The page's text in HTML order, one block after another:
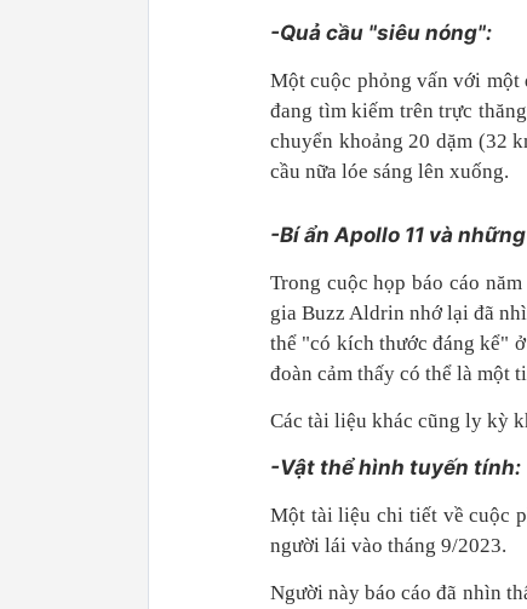
-Quả cầu "siêu nóng":
Một cuộc phỏng vấn với một
đang tìm kiếm trên trực
chuyển khoảng 20 dặm (32
cầu nữa lóe sáng lên xuống.
-Bí ẩn Apollo 11 và
Trong cuộc họp báo cáo
gia Buzz Aldrin nhớ lại đã
thể "có kích thước đáng kể"
đoàn cảm thấy có thể là một
Các tài liệu khác cũng ly kỳ
-Vật thể hình tuyến tính:
Một tài liệu chi tiết về cuộc
người lái vào tháng 9/2023.
Người này báo cáo đã nhìn